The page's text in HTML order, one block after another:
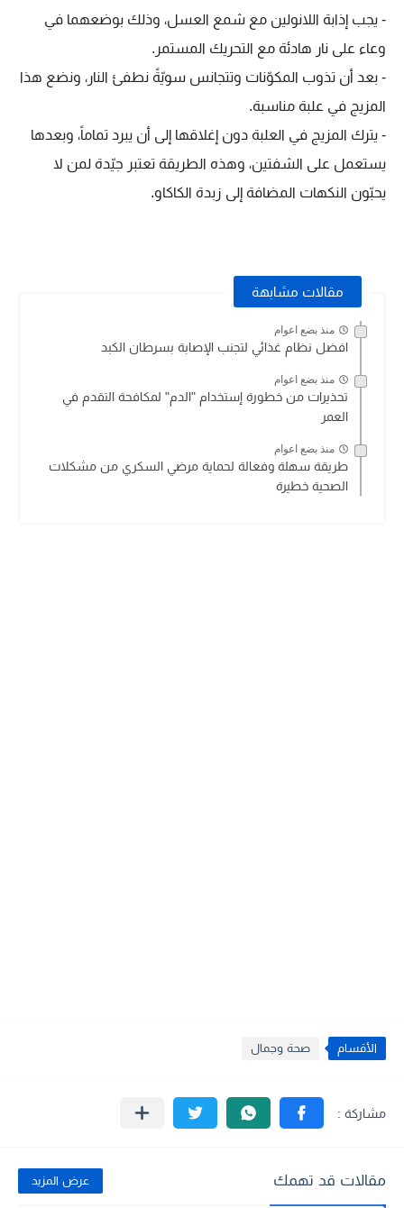
- يجب إذابة اللانولين مع شمع العسل، وذلك بوضعهما في
وعاء على نار هادئة مع التحريك المستمر.
- بعد أن تذوب المكوّنات وتتجانس سويّةً نطفئ النار، ونضع هذا
المزيج في علبة مناسبة.
- يترك المزيج في العلبة دون إغلاقها إلى أن يبرد تماماً، وبعدها
يستعمل على الشفتين، وهذه الطريقة تعتبر جيّدة لمن لا
يحبّون النكهات المضافة إلى زبدة الكاكاو.
مقالات مشابهة
منذ بضع اعوام
افضل نظام غذائي لتجنب الإصابة بسرطان الكبد
منذ بضع اعوام
تحذيرات من خطورة إستخدام "الدم" لمكافحة التقدم في
العمر
منذ بضع اعوام
طريقة سهلة وفعالة لحماية مرضي السكري من مشكلات
الصحية خطيرة
الأقسام صحة وجمال
مقالات قد تهمك عرض المزيد